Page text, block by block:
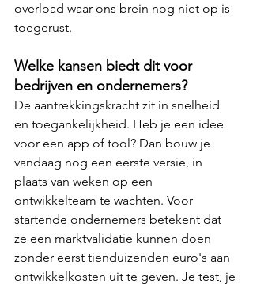
overload waar ons brein nog niet op is
toegerust.
Welke kansen biedt dit voor
bedrijven en ondernemers?
De aantrekkingskracht zit in snelheid
en toegankelijkheid. Heb je een idee
voor een app of tool? Dan bouw je
vandaag nog een eerste versie, in
plaats van weken op een
ontwikkelteam te wachten. Voor
startende ondernemers betekent dat
ze een marktvalidatie kunnen doen
zonder eerst tienduizenden euro's aan
ontwikkelkosten uit te geven. Je test, je